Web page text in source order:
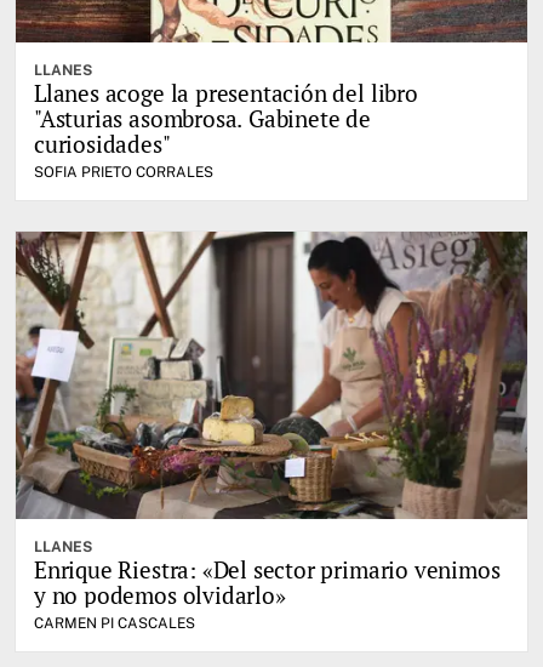
LLANES
Llanes acoge la presentación del libro
"Asturias asombrosa. Gabinete de
curiosidades"
SOFIA PRIETO CORRALES
LLANES
Enrique Riestra: «Del sector primario venimos
y no podemos olvidarlo»
CARMEN PI CASCALES